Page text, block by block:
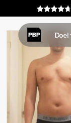
Doel